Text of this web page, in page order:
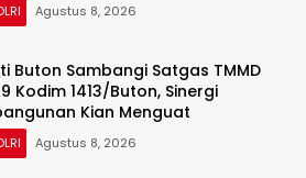
Agustus 8, 2026
Buton Sambangi Satgas TMMD
Kodim 1413/Buton, Sinergi
Kian Menguat
Agustus 8, 2026